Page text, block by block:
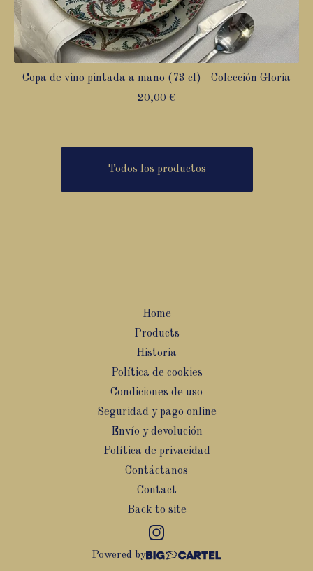
Copa de vino pintada a mano (73 cl) - Colección Gloria
20,00 €
Todos los productos
Home
Products
Historia
Política de cookies
Condiciones de uso
Seguridad y pago online
Envío y devolución
Política de privacidad
Contáctanos
Contact
Back to site
Powered by